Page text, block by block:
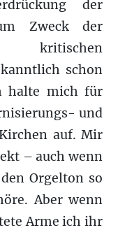
der
Zweck der
schon
halte mich für
und
auf. Mir
– auch wenn
Orgelton so
Aber wenn
Arme ich ihr